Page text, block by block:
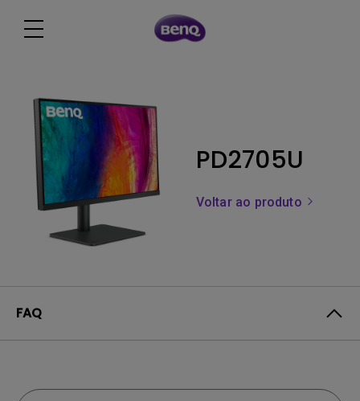
PD2705U
Voltar ao produto
FAQ